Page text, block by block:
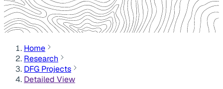
Home
Research
DFG Projects
Detailed View